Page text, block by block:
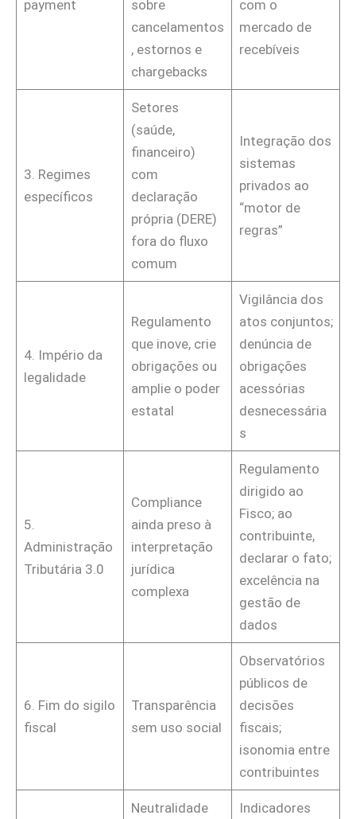
payment
sobre
cancelamentos
, estornos e
chargebacks
com o
mercado de
recebíveis
3. Regimes
específicos
Setores
(saúde,
financeiro)
com
declaração
própria (DERE)
fora do fluxo
comum
Integração dos
sistemas
privados ao
“motor de
regras”
4. Império da
legalidade
Regulamento
que inove, crie
obrigações ou
amplie o poder
estatal
Vigilância dos
atos conjuntos;
denúncia de
obrigações
acessórias
desnecessária
s
5.
Administração
Tributária 3.0
Compliance
ainda preso à
interpretação
jurídica
complexa
Regulamento
dirigido ao
Fisco; ao
contribuinte,
declarar o fato;
excelência na
gestão de
dados
6. Fim do sigilo
fiscal
Transparência
sem uso social
Observatórios
públicos de
decisões
fiscais;
isonomia entre
contribuintes
Neutralidade
Indicadores